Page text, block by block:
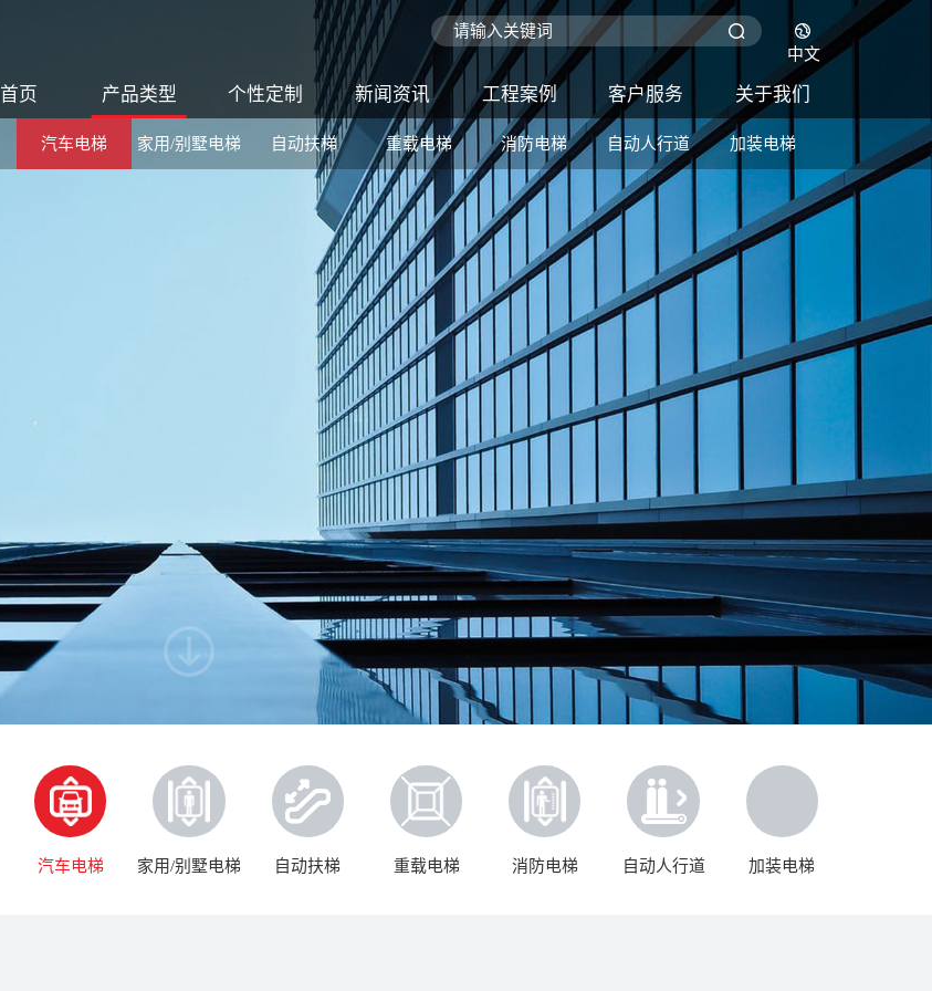
中文
首页 产品类型
汽车电梯 家用/别墅电梯 自动扶梯 重载电梯 消防电梯 自动人行道 加装电梯
个性定制 新闻资讯 工程案例 客户服务 关于我们
汽车电梯 家用/别墅电梯 自动扶梯 重载电梯 消防电梯 自动人行道 加装电梯